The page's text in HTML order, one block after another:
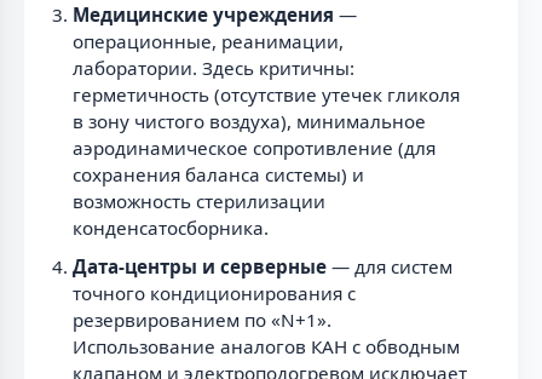
Медицинские учреждения —
операционные, реанимации,
лаборатории. Здесь критичны:
герметичность (отсутствие утечек гликоля
в зону чистого воздуха), минимальное
аэродинамическое сопротивление (для
сохранения баланса системы) и
возможность стерилизации
конденсатосборника.
Дата-центры и серверные — для систем
точного кондиционирования с
резервированием по «N+1».
Использование аналогов КАН с обводным
клапаном и электроподогревом исключает